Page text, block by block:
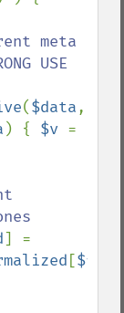
meta
USE
($data,
) { $v =
[